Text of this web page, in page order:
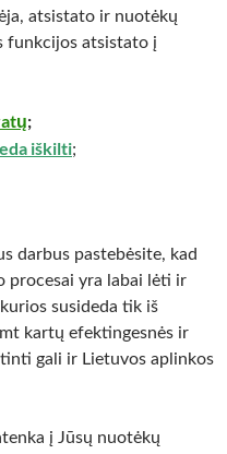
atsistato ir nuotėkų
funkcijos atsistato į
;
iškilti;
darbus pastebėsite, kad
procesai yra labai lėti ir
susideda tik iš
kartų efektingesnės ir
gali ir Lietuvos aplinkos
į Jūsų nuotėkų